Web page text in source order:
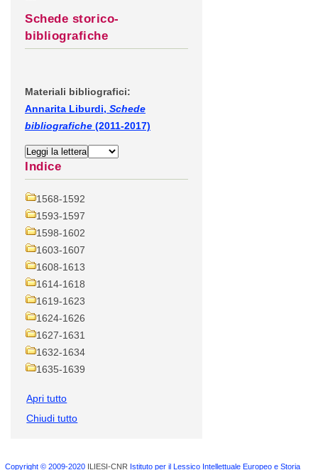
Schede storico-
bibliografiche
Materiali bibliografici:
Annarita Liburdi, Schede
bibliografiche (2011-2017)
Indice
1568-1592
1593-1597
1598-1602
1603-1607
1608-1613
1614-1618
1619-1623
1624-1626
1627-1631
1632-1634
1635-1639
Apri tutto
Chiudi tutto
Copyright © 2009-2020ILIESI-CNR Istituto per il Lessico Intellettuale Europeo e Storia